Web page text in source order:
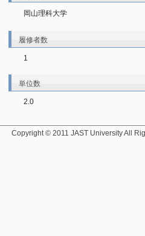
岡山理科大学
履修者数
1
単位数
2.0